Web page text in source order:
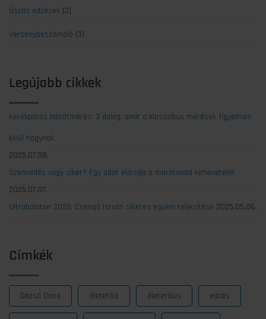
Úszás edzések (2)
Versenybeszámoló (3)
Legújabb cikkek
Kerékpáros laktátmérés: 3 dolog, amit a klasszikus mérések figyelmen
kívül hagynak
2025.07.08.
Szenvedés vagy siker? Egy adat elárulja a maratonod kimenetelét
2025.07.07.
Ultrabalaton 2025: Csengő István sikeres egyéni teljesítése 2025.05.06.
Címkék
Dezső Dana dietetika dietetikus edzés